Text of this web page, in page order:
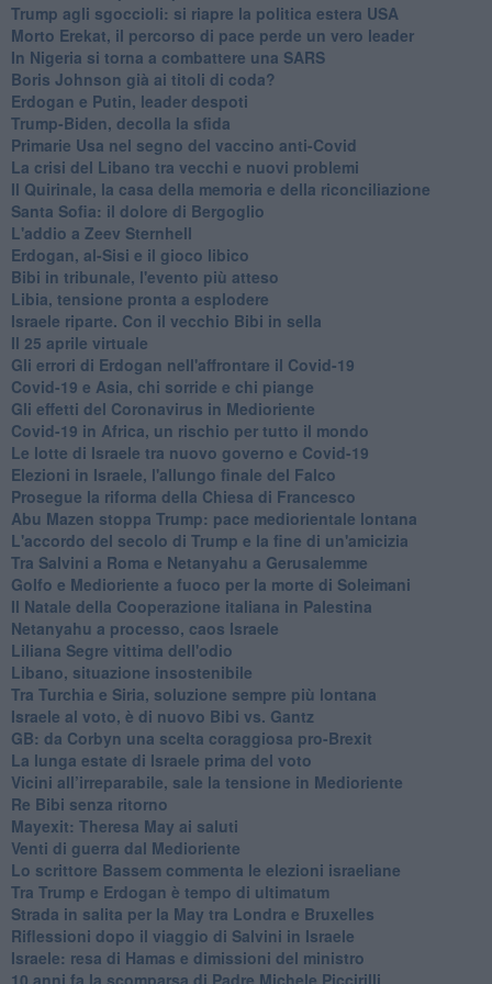
Trump agli sgoccioli: si riapre la politica estera USA
Morto Erekat, il percorso di pace perde un vero leader
In Nigeria si torna a combattere una SARS
Boris Johnson già ai titoli di coda?
Erdogan e Putin, leader despoti
Trump-Biden, decolla la sfida
Primarie Usa nel segno del vaccino anti-Covid
La crisi del Libano tra vecchi e nuovi problemi
Il Quirinale, la casa della memoria e della riconciliazione
Santa Sofia: il dolore di Bergoglio
L'addio a ​Zeev Sternhell
Erdogan, al-Sisi e il gioco libico
Bibi in tribunale, l'evento più atteso
Libia, tensione pronta a esplodere
Israele riparte. Con il vecchio Bibi in sella
Il 25 aprile virtuale
Gli errori di Erdogan nell'affrontare il Covid-19
Covid-19 e Asia, chi sorride e chi piange
Gli effetti del Coronavirus in Medioriente
Covid-19 in Africa, un rischio per tutto il mondo
Le lotte di Israele tra nuovo governo e Covid-19
Elezioni in Israele, l'allungo finale del Falco
Prosegue la riforma della Chiesa di Francesco
Abu Mazen stoppa Trump: pace mediorientale lontana
L'accordo del secolo di Trump e la fine di un'amicizia
Tra Salvini a Roma e Netanyahu a Gerusalemme
Golfo e Medioriente a fuoco per la morte di Soleimani
Il Natale della Cooperazione italiana in Palestina
Netanyahu a processo, caos Israele
Liliana Segre vittima dell'odio
Libano, situazione insostenibile
Tra Turchia e Siria, soluzione sempre più lontana
Israele al voto, è di nuovo Bibi vs. Gantz
GB: da Corbyn una scelta coraggiosa pro-Brexit
La lunga estate di Israele prima del voto
Vicini all’irreparabile, sale la tensione in Medioriente
Re Bibi senza ritorno
Mayexit: Theresa May ai saluti
Venti di guerra dal Medioriente
Lo scrittore Bassem commenta le elezioni israeliane
Tra Trump e Erdogan è tempo di ultimatum
Strada in salita per la May tra Londra e Bruxelles
Riflessioni dopo il viaggio di Salvini in Israele
Israele: resa di Hamas e dimissioni del ministro
10 anni fa la scomparsa di Padre Michele Piccirilli